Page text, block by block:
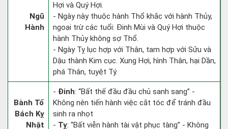
Ngũ
Hành
Hợi và Quý Hợi.
- Ngày này thuộc hành Thổ khắc với hành Thủy,
ngoại trừ các tuổi: Đinh Mùi và Quý Hợi thuộc
hành Thủy không sợ Thổ.
- Ngày Tỵ lục hợp với Thân, tam hợp với Sửu và
Dậu thành Kim cục. Xung Hợi, hình Thân, hại Dần,
phá Thân, tuyệt Tý.
Bành Tổ
Bách Kỵ
Nhật
- Đinh: “Bất thế đầu đầu chủ sanh sang” -
Không nên tiến hành việc cắt tóc để tránh đầu
sinh ra nhọt
- Tỵ: “Bất viễn hành tài vật phục tàng” - Không